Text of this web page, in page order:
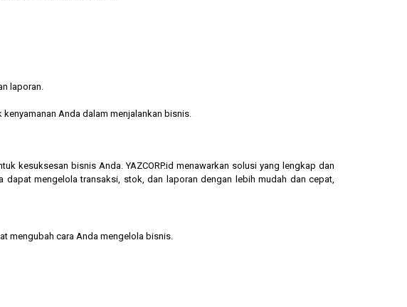
laporan.
Anda dalam menjalankan bisnis.
kesuksesan bisnis Anda. YAZCORP.id menawarkan solusi yang lengkap dan
mengelola transaksi, stok, dan laporan dengan lebih mudah dan cepat,
mengubah cara Anda mengelola bisnis.